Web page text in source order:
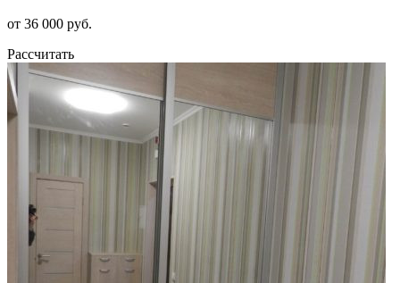
от 36 000 руб.
Рассчитать